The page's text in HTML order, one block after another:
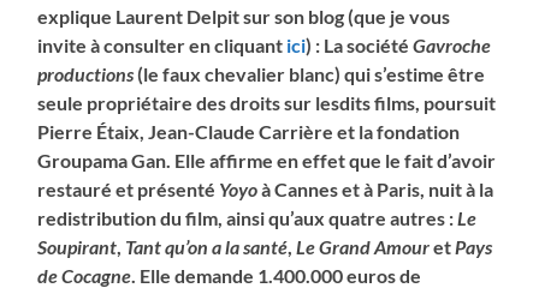
explique Laurent Delpit sur son blog (que je vous
invite à consulter en cliquant ici) : La sociétéGavroche
productions(le faux chevalier blanc) qui s’estime être
seule propriétaire des droits sur lesdits films, poursuit
Pierre Étaix, Jean-Claude Carrière et la fondation
Groupama Gan. Elle affirmeen effet que le fait d’avoir
restauré et présenté Yoyoà Cannes et à Paris, nuit à la
redistribution du film, ainsi qu’aux quatre autres : Le
Soupirant Tant qu’on a la santé Le Grand Amouret Pays
de Cocagne Elle demande 1.400.000 euros de